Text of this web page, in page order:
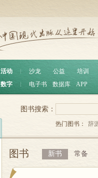
活动 沙龙 公益
培训
数字
电子书 数据库 APP
图书搜索：
热门图书： 辞
图书 新书 常备